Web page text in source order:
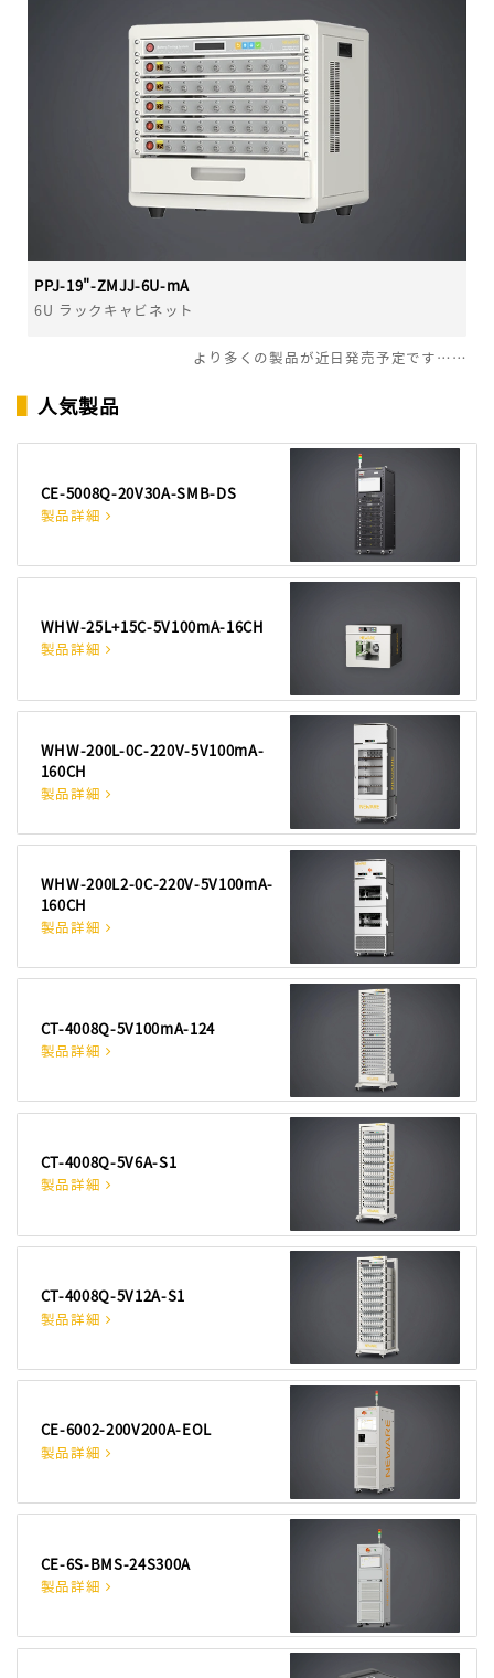
PPJ-19"-ZMJJ-6U-mA
6U ラックキャビネット
より多くの製品が近日発売予定です……
人気製品
CE-5008Q-20V30A-SMB-DS
製品詳細
WHW-25L+15C-5V100mA-16CH
製品詳細
WHW-200L-0C-220V-5V100mA-
160CH
製品詳細
WHW-200L2-0C-220V-5V100mA-
160CH
製品詳細
CT-4008Q-5V100mA-124
製品詳細
CT-4008Q-5V6A-S1
製品詳細
CT-4008Q-5V12A-S1
製品詳細
CE-6002-200V200A-EOL
製品詳細
CE-6S-BMS-24S300A
製品詳細